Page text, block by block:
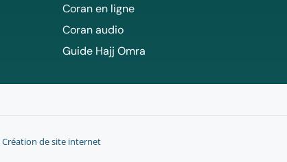
Coran en ligne
Coran audio
Guide Hajj Omra
Création de site internet